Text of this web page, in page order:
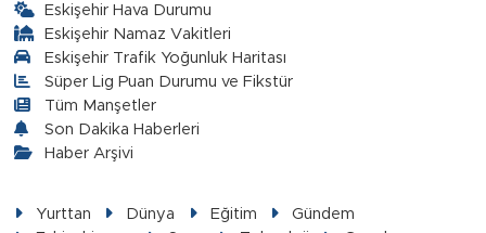
Eskişehir Hava Durumu
Eskişehir Namaz Vakitleri
Eskişehir Trafik Yoğunluk Haritası
Süper Lig Puan Durumu ve Fikstür
Tüm Manşetler
Son Dakika Haberleri
Haber Arşivi
Yurttan Dünya Eğitim
Gündem